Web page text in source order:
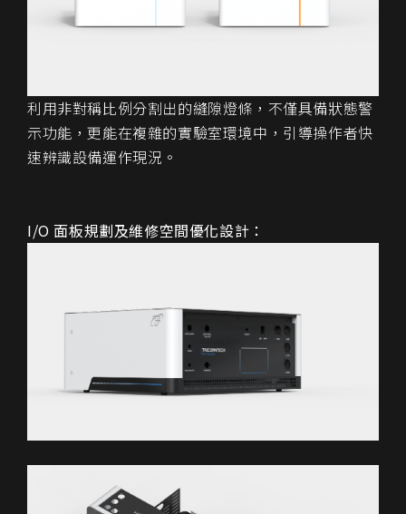
利用非對稱比例分割出的縫隙燈條，不僅具備狀態警
示功能，更能在複雜的實驗室環境中，引導操作者快
速辨識設備運作現況。
I/O 面板規劃及維修空間優化設計 ：